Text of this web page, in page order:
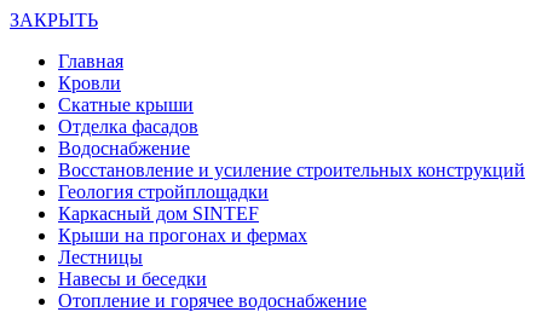
ЗАКРЫТЬ
Главная
Кровли
Скатные крыши
Отделка фасадов
Водоснабжение
Восстановление и усиление строительных конструкций
Геология стройплощадки
Каркасный дом SINTEF
Крыши на прогонах и фермах
Лестницы
Навесы и беседки
Отопление и горячее водоснабжение